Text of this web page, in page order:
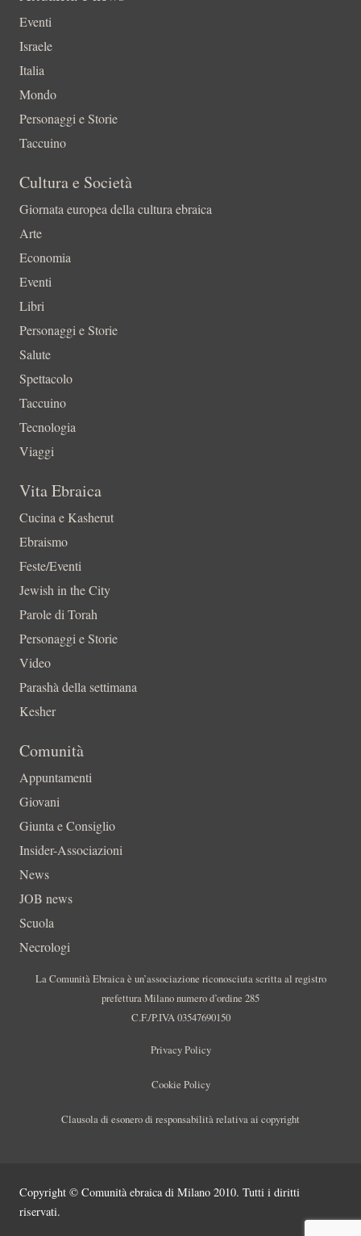
Eventi
Israele
Italia
Mondo
Personaggi e Storie
Taccuino
Cultura e Società
Giornata europea della cultura ebraica
Arte
Economia
Eventi
Libri
Personaggi e Storie
Salute
Spettacolo
Taccuino
Tecnologia
Viaggi
Vita Ebraica
Cucina e Kasherut
Ebraismo
Feste/Eventi
Jewish in the City
Parole di Torah
Personaggi e Storie
Video
Parashà della settimana
Kesher
Comunità
Appuntamenti
Giovani
Giunta e Consiglio
Insider-Associazioni
News
JOB news
Scuola
Necrologi
La Comunità Ebraica è un’associazione riconosciuta scritta al registro
prefettura Milano numero d’ordine 285
C.F./P.IVA 03547690150
Privacy Policy
Cookie Policy
Clausola di esonero di responsabilità relativa ai copyright
Copyright © Comunità ebraica di Milano 2010. Tutti i diritti
riservati.